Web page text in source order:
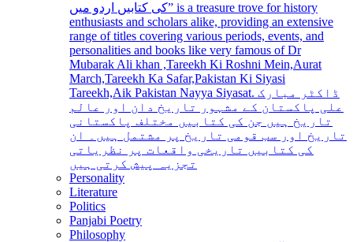
کی کتابیں اردو میں” is a treasure trove for history
enthusiasts and scholars alike, providing an extensive
range of titles covering various periods, events, and
personalities and books like very famous of Dr
Mubarak Ali khan ,Tareekh Ki Roshni Mein,Aurat
March,Tareekh Ka Safar,Pakistan Ki Siyasi
Tareekh,Aik Pakistan Nayya Siyasat. ڈاکٹر مبارک
علی پاکستان کے مشہور تاریخ دان اور عالم
تاریخ ہیں جن کی کتابیں مختلف پاکستانی
تاریخ اور سب قومی تاریخ پر مشتمل ہیں۔ ان
کی کتابیں تاریخی واقعات پر نظریاتی
تجزیہ پیش کرتی ہیں
Personality
Literature
Politics
Panjabi Poetry
Philosophy